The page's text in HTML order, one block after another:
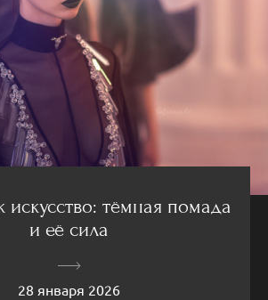
искусство: тёмная помада
и её сила
28 января 2026